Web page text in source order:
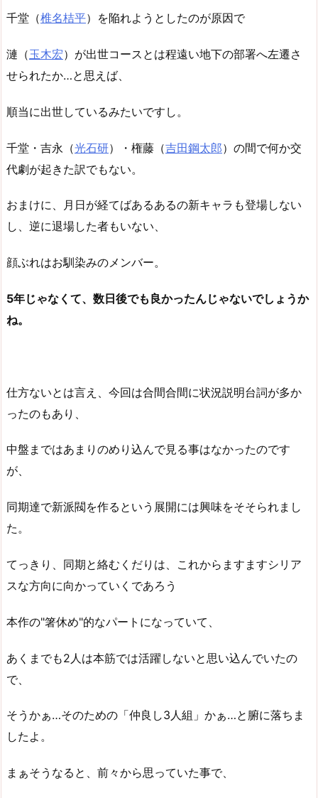
千堂（椎名桔平）を陥れようとしたのが原因で
漣（玉木宏）が出世コースとは程遠い地下の部署へ左遷さ
せられたか…と思えば、
順当に出世しているみたいですし。
千堂・吉永（光石研）・権藤（吉田鋼太郎）の間で何か交
代劇が起きた訳でもない。
おまけに、月日が経てばあるあるの新キャラも登場しない
し、逆に退場した者もいない、
顔ぶれはお馴染みのメンバー。
5年じゃなくて、数日後でも良かったんじゃないでしょうか
ね。
仕方ないとは言え、今回は合間合間に状況説明台詞が多か
ったのもあり、
中盤まではあまりのめり込んで見る事はなかったのです
が、
同期達で新派閥を作るという展開には興味をそそられまし
た。
てっきり、同期と絡むくだりは、これからますますシリア
スな方向に向かっていくであろう
本作の"箸休め"的なパートになっていて、
あくまでも2人は本筋では活躍しないと思い込んでいたの
で、
そうかぁ…そのための「仲良し3人組」かぁ…と腑に落ちま
したよ。
まぁそうなると、前々から思っていた事で、